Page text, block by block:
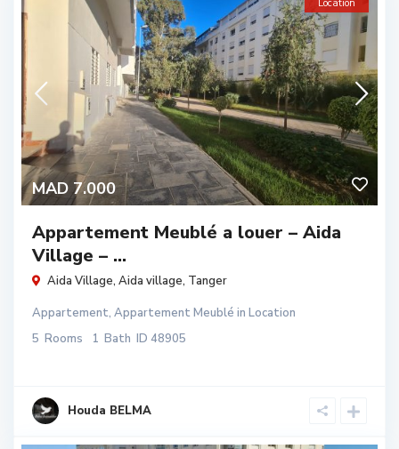
MAD 7.000
Location
Appartement Meublé a louer – Aida
Village – ...
Aida Village, Aida village, Tanger
Appartement, Appartement Meublé in Location
5 Rooms 1 Bath ID 48905
Houda BELMA